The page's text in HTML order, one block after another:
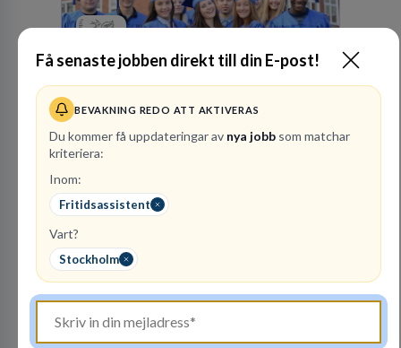
Få senaste jobben direkt till din E-post!
BEVAKNING REDO ATT AKTIVERAS
Du kommer få uppdateringar av nya jobb som matchar
kriteriera:
Inom:
Fritidsassistent
Vart?
Stockholm
Engelska Skolan i
Sverige AB
Internationella Engelska Skolan är en av
Vi har 47 skolor med cirka 30 000 elever från
hela landet. IES har vuxit stadigt med bibehållen
kvalitet sedan 1993.
Besök profil